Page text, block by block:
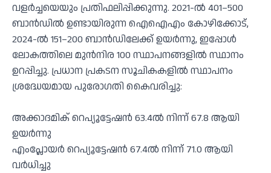
വളർച്ചയെയും പ്രതിഫലിപ്പിക്കുന്നു. 2021-ൽ 401–500
ബാൻഡിൽ ഉണ്ടായിരുന്ന ഐഐഎം കോഴിക്കോട്,
2024-ൽ 151–200 ബാൻഡിലേക്ക് ഉയർന്നു, ഇപ്പോൾ
ലോകത്തിലെ മുൻനിര 100 സ്ഥാപനങ്ങളിൽ സ്ഥാനം
ഉറപ്പിച്ചു. പ്രധാന പ്രകടന സൂചികകളിൽ സ്ഥാപനം
ശ്രദ്ധേയമായ പുരോഗതി കൈവരിച്ചു:
അക്കാദമിക് റെപ്യൂട്ടേഷൻ 63.4ൽ നിന്ന് 67.8 ആയി
ഉയർന്നു
എംപ്ലോയർ റെപ്യൂട്ടേഷൻ 67.4ൽ നിന്ന് 71.0 ആയി
വർധിച്ചു